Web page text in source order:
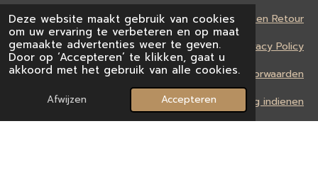
Deze website maakt gebruik van cookies
om uw ervaring te verbeteren en op maat
gemaakte advertenties weer te geven.
Door op ‘Accepteren’ te klikken, gaat u
akkoord met het gebruik van alle cookies.
Afwijzen Accepteren
Verzending en Retour
Privacy Policy
Algemene Voorwaarden
Herroeping indienen